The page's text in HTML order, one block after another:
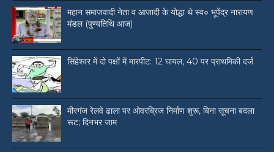
महान समाजवादी नेता व आजादी के योद्धा थे स्व० भूपेंद्र नारायण
मंडल (पुण्यतिथि आज)
सिंहेश्वर में दो पक्षों में मारपीट: 12 घायल, 40 पर प्राथमिकी दर्ज
मीरगंज रेलवे ढाला पर ओवरब्रिज निर्माण शुरू, बिना सूचना बदला
रूट; दिनभर जाम